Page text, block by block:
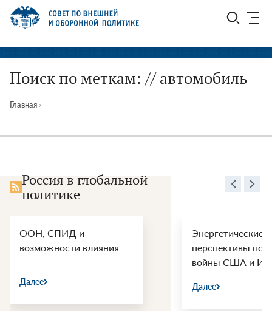
Перейти
СВОП
Поиск по меткам: // автомобиль
Главная ›
Россия в глобальной
политике
ООН, СПИД и
возможности влияния
Далее
Энергетические
перспективы
войны США и
Далее